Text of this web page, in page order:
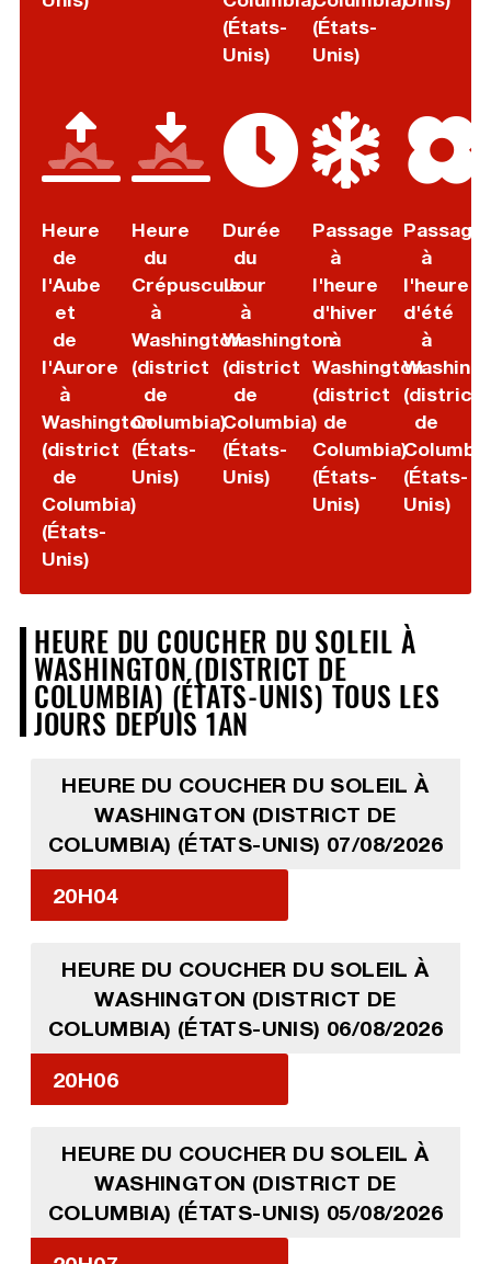
(États-
Unis)
(États-
Unis)
Heure
de
l'Aube
et
de
l'Aurore
à
Washington
(district
de
Columbia)
(États-
Unis)
Heure
du
Crépuscule
à
Washington
(district
de
Columbia)
(États-
Unis)
Durée
du
Jour
à
Washington
(district
de
Columbia)
(États-
Unis)
Passage
à
l'heure
d'hiver
à
Washington
(district
de
Columbia)
(États-
Unis)
Passage
à
l'heure
d'été
à
(district
de
(États-
Unis)
HEURE DU COUCHER DU SOLEIL À
WASHINGTON (DISTRICT DE
COLUMBIA) (ÉTATS-UNIS) TOUS LES
JOURS DEPUIS 1AN
HEURE DU COUCHER DU SOLEIL À
WASHINGTON (DISTRICT DE
COLUMBIA) (ÉTATS-UNIS) 07/08/2026
20H04
HEURE DU COUCHER DU SOLEIL À
WASHINGTON (DISTRICT DE
COLUMBIA) (ÉTATS-UNIS) 06/08/2026
20H06
HEURE DU COUCHER DU SOLEIL À
WASHINGTON (DISTRICT DE
COLUMBIA) (ÉTATS-UNIS) 05/08/2026